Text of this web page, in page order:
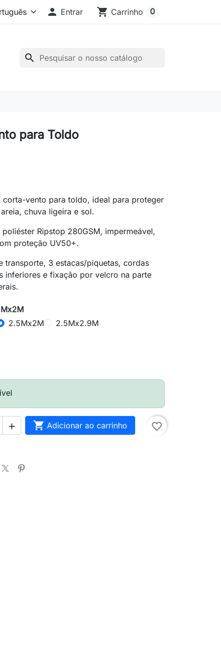
 Entrar shopping_cart Carrinho 0
search
para Toldo
corta-vento para toldo, ideal para proteger
chuva ligeira e sol.
poliéster Ripstop 280GSM, impermeável,
proteção UV50+.
transporte, 3 estacas/piquetas, cordas
inferiores e fixação por velcro na parte
2.5Mx2M 2.5Mx2.9M
  Adicionar ao carrinho favorite_border